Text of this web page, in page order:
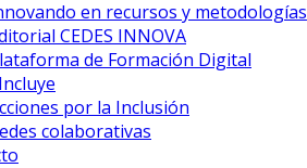
en recursos y metodologías
CEDES INNOVA
de Formación Digital
por la Inclusión
colaborativas